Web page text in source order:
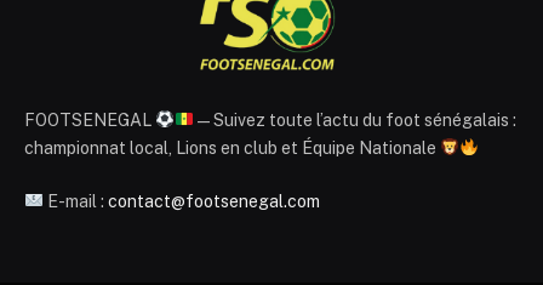
FOOTSENEGAL
— Suivez toute l’actu du foot sénégalais :
championnat local, Lions en club et Équipe Nationale
E-mail : contact@footsenegal.com